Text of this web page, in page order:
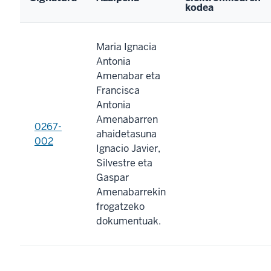
kodea
0267-
002
Maria Ignacia
Antonia
Amenabar eta
Francisca
Antonia
Amenabarren
ahaidetasuna
Ignacio Javier,
Silvestre eta
Gaspar
Amenabarrekin
frogatzeko
dokumentuak.